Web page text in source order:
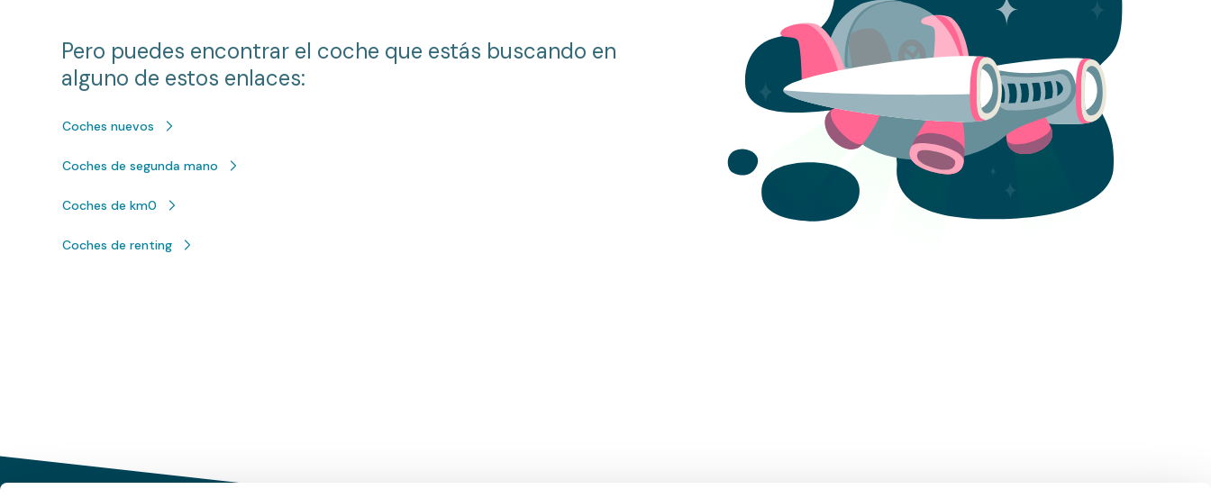
Pero puedes encontrar el coche que estás buscando en
alguno de estos enlaces:
Coches nuevos
Coches de segunda mano
Coches de km0
Coches de renting